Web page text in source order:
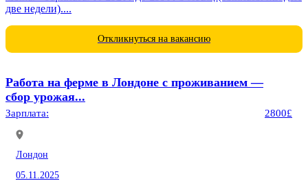
две недели)....
Откликнуться на вакансию
Работа на ферме в Лондоне с проживанием —
сбор урожая...
Зарплата: 2800£
Лондон
05.11.2025